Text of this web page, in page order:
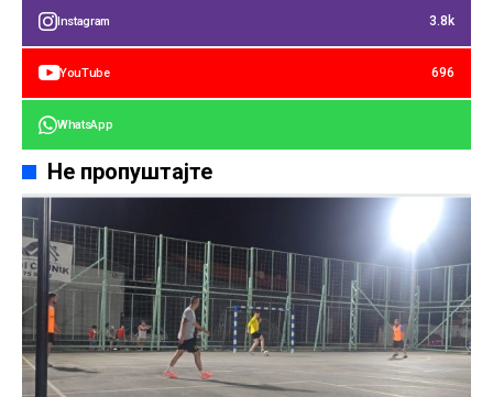
Instagram 3.8k
YouTube 696
WhatsApp
Не пропуштајте